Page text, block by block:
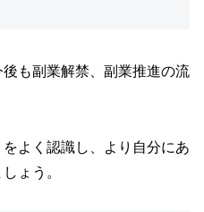
も副業解禁、副業推進の流
よく認識し、より自分にあ
ょう。